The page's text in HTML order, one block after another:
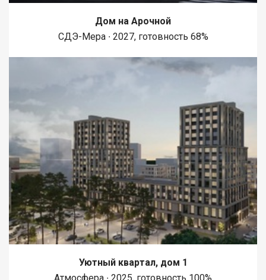
Дом на Арочной
СДЭ-Мера ∙ 2027, готовность 68%
Уютный квартал, дом 1